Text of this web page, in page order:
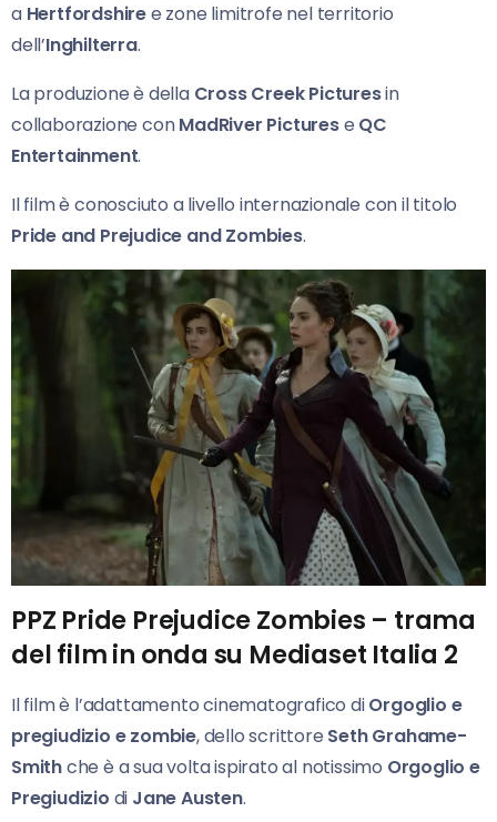
a Hertfordshiree zone limitrofe nel territorio
dell’Inghilterra.
La produzione è dellaCross Creek Picturesin
collaborazione conMadRiver Picturese QC
Entertainment.
Il film è conosciuto a livello internazionale con il titolo
Pride and Prejudice and Zombies.
PPZ Pride Prejudice Zombies – trama
del film in onda su Mediaset Italia 2
Il film è l’adattamento cinematografico diOrgoglio e
pregiudizio e zombie, dello scrittore Seth Grahame-
Smithche è a sua volta ispirato al notissimo Orgoglio e
Pregiudizio di Jane Austen.